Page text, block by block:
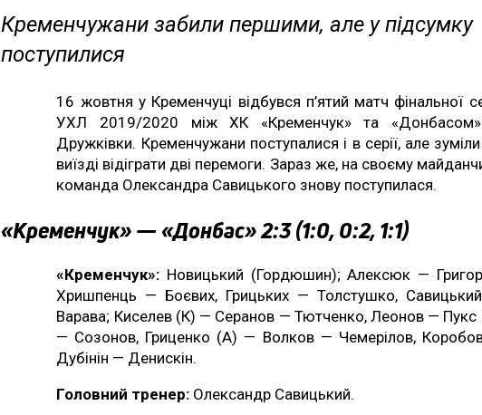
Кременчужани забили першими, але у підсумку
поступилися
16 жовтня у Кременчуці відбувся п’ятий матч фінальної
УХЛ 2019/2020 між ХК «Кременчук» та
Дружківки. Кременчужани поступалися і в серії, але
виїзді відіграти дві перемоги. Зараз же, на своєму
команда Олександра Савицького знову поступилася.
«Кременчук» — «Донбас» 2:3 (1:0, 0:2, 1:1)
«Кременчук»: Новицький (Гордюшин); Алексюк —
Хришпенць — Боєвих, Грицьких — Толстушко,
Варава; Киселев (К) — Серанов — Тютченко, Леонов — Пукс
— Созонов, Гриценко (А) — Волков — Чемерілов,
Дубінін — Денискін.
Головний тренер: Олександр Савицький.